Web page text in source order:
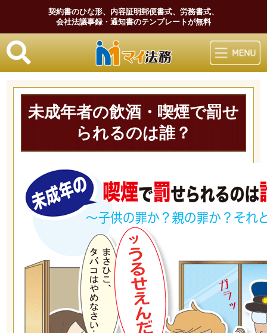
契約書のひな形、内容証明郵便書式、労務書式、
会社法議事録・通知書のテンプレートが無料
マイ法務
未成年者の飲酒・喫煙で罰せ
られるのは誰？